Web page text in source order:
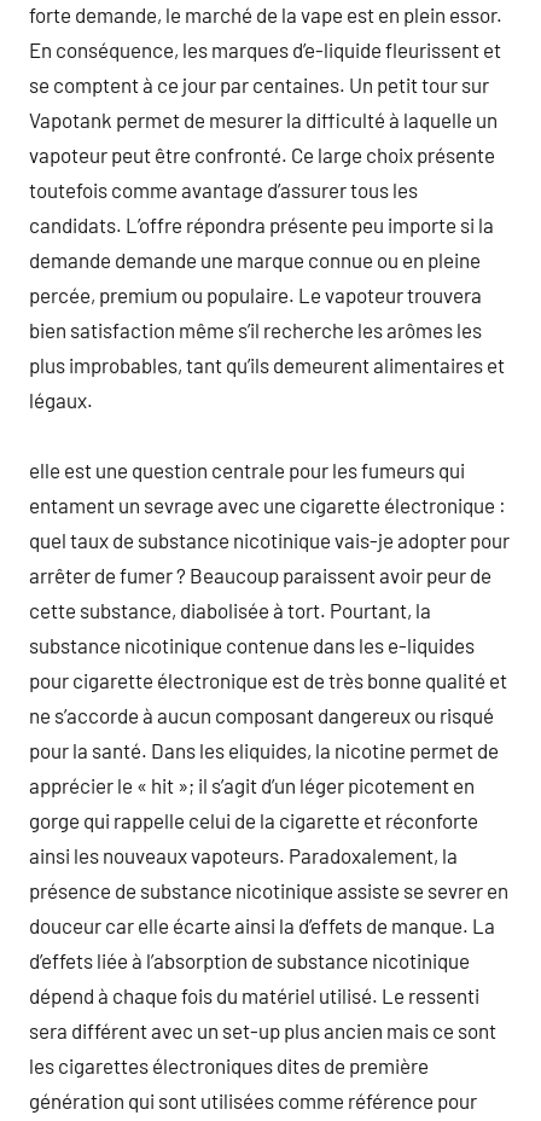
forte demande, le marché de la vape est en plein essor.
En conséquence, les marques d’e-liquide fleurissent et
se comptent à ce jour par centaines. Un petit tour sur
Vapotank permet de mesurer la difficulté à laquelle un
vapoteur peut être confronté. Ce large choix présente
toutefois comme avantage d’assurer tous les
candidats. L’offre répondra présente peu importe si la
demande demande une marque connue ou en pleine
percée, premium ou populaire. Le vapoteur trouvera
bien satisfaction même s’il recherche les arômes les
plus improbables, tant qu’ils demeurent alimentaires et
légaux.
elle est une question centrale pour les fumeurs qui
entament un sevrage avec une cigarette électronique :
quel taux de substance nicotinique vais-je adopter pour
arrêter de fumer ? Beaucoup paraissent avoir peur de
cette substance, diabolisée à tort. Pourtant, la
substance nicotinique contenue dans les e-liquides
pour cigarette électronique est de très bonne qualité et
ne s’accorde à aucun composant dangereux ou risqué
pour la santé. Dans les eliquides, la nicotine permet de
apprécier le « hit »; il s’agit d’un léger picotement en
gorge qui rappelle celui de la cigarette et réconforte
ainsi les nouveaux vapoteurs. Paradoxalement, la
présence de substance nicotinique assiste se sevrer en
douceur car elle écarte ainsi la d’effets de manque. La
d’effets liée à l’absorption de substance nicotinique
dépend à chaque fois du matériel utilisé. Le ressenti
sera différent avec un set-up plus ancien mais ce sont
les cigarettes électroniques dites de première
génération qui sont utilisées comme référence pour